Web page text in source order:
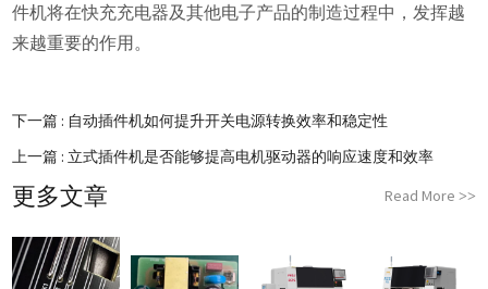
件机将在快充充电器及其他电子产品的制造过程中，发挥越
来越重要的作用。
下一篇 : 自动插件机如何提升开关电源转换效率和稳定性
上一篇 : 立式插件机是否能够提高电机驱动器的响应速度和效率
更多文章 Read More >>